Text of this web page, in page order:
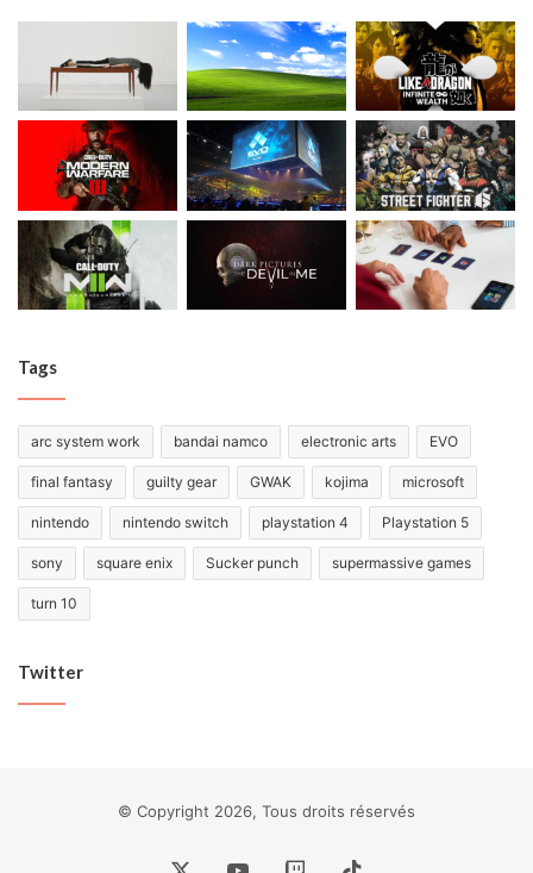
Tags
arc system work bandai namco electronic arts EVO
final fantasy guilty gear GWAK kojima microsoft
nintendo nintendo switch playstation 4 Playstation 5
sony square enix Sucker punch supermassive games
turn 10
Twitter
© Copyright 2026, Tous droits réservés